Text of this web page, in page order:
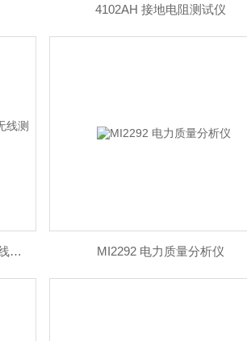
4102AH 接地电阻测试仪
ZHCH-350高低压电流互感器变比无线测试仪 MI2292 电力质量分析仪